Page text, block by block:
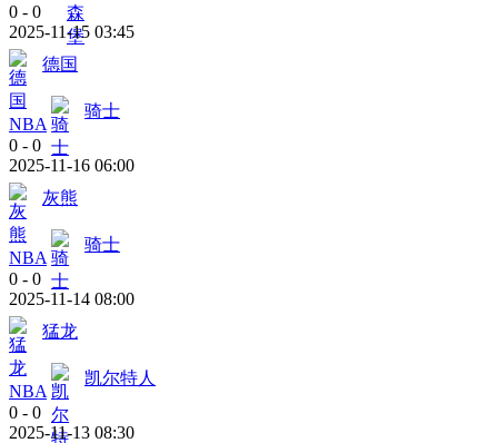
0 - 0
2025-11-15 03:45
德国
NBA
骑士
0 - 0
2025-11-16 06:00
灰熊
NBA
骑士
0 - 0
2025-11-14 08:00
猛龙
NBA
凯尔特人
0 - 0
2025-11-13 08:30